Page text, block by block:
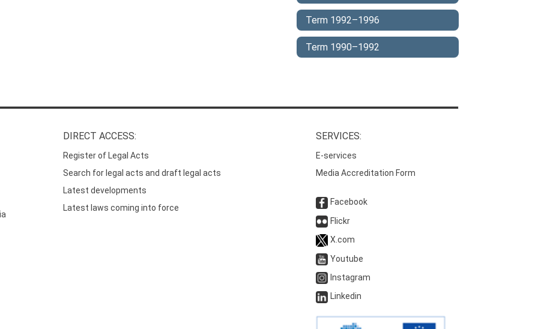
Term 1992–1996
Term 1990–1992
DIRECT ACCESS:
Register of Legal Acts
Search for legal acts and draft legal acts
Latest developments
Latest laws coming into force
SERVICES:
E-services
Media Accreditation Form
Facebook
Flickr
X.com
Youtube
Instagram
Linkedin